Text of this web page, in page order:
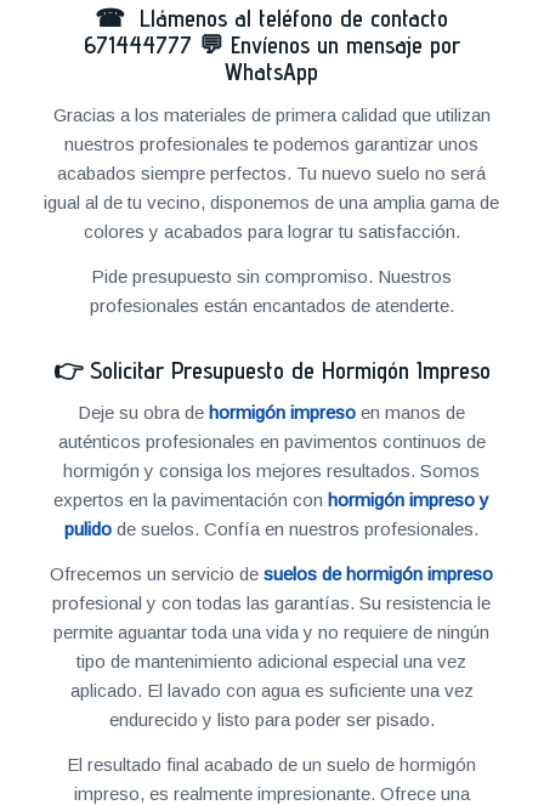
☎ Llámenos al teléfono de contacto
671444777 💬 Envíenos un mensaje por
WhatsApp
Gracias a los materiales de primera calidad que utilizan
nuestros profesionales te podemos garantizar unos
acabados siempre perfectos. Tu nuevo suelo no será
igual al de tu vecino, disponemos de una amplia gama de
colores y acabados para lograr tu satisfacción.
Pide presupuesto sin compromiso. Nuestros
profesionales están encantados de atenderte.
👉 Solicitar Presupuesto de Hormigón Impreso
Deje su obra dehormigón impreso en manos de
auténticos profesionales en pavimentos continuos de
hormigón y consiga los mejores resultados. Somos
expertos en la pavimentación conhormigón impreso y
pulido de suelos. Confía en nuestros profesionales.
Ofrecemos un servicio desuelos de hormigón impreso
profesional y con todas las garantías. Su resistencia le
permite aguantar toda una vida y no requiere de ningún
tipo de mantenimiento adicional especial una vez
aplicado. El lavado con agua es suficiente una vez
endurecido y listo para poder ser pisado.
El resultado final acabado de un suelo de hormigón
impreso, es realmente impresionante. Ofrece una